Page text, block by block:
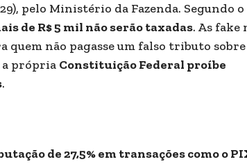
pelo Ministério da Fazenda. Segundo o
de R$ 5 mil não serão taxadas. As fake
quem não pagasse um falso tributo sobre
a própria Constituição Federal proíbe
.
de 27,5% em transações como o